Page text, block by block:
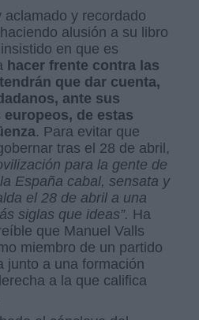
y recordado
alusión a su libro
en que es
hacer frente contra las
que dar cuenta,
ante sus
de estas
. Para evitar que
tras el 28 de abril,
para la gente de
España cabal, sensata y
el 28 de abril a una
siglas que ideas”. Ha
que Manuel Valls
miembro de un partido
junto a una formación
a la que califica